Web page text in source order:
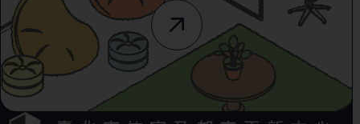
方選單連結區
:::